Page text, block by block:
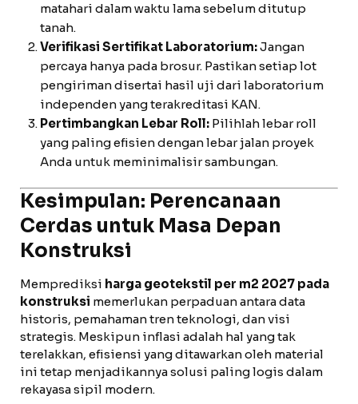
matahari dalam waktu lama sebelum ditutup
tanah.
Verifikasi Sertifikat Laboratorium:Jangan
percaya hanya pada brosur. Pastikan setiap lot
pengiriman disertai hasil uji dari laboratorium
independen yang terakreditasi KAN.
Pertimbangkan Lebar Roll: Pilihlah lebar roll
yang paling efisien dengan lebar jalan proyek
Anda untuk meminimalisir sambungan.
Kesimpulan: Perencanaan
Cerdas untuk Masa Depan
Konstruksi
Memprediksi harga geotekstil per m2 2027 pada
konstruksi memerlukan perpaduan antara data
historis, pemahaman tren teknologi, dan visi
strategis. Meskipun inflasi adalah hal yang tak
terelakkan, efisiensi yang ditawarkan oleh material
ini tetap menjadikannya solusi paling logis dalam
rekayasa sipil modern.